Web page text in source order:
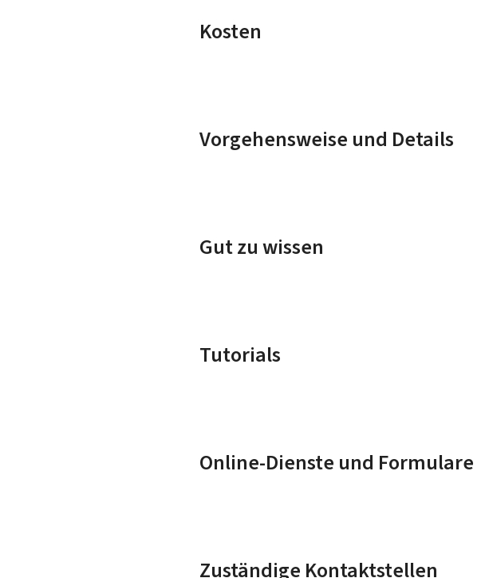
Kosten
Vorgehensweise und Details
Gut zu wissen
Tutorials
Online-Dienste und Formulare
Zuständige Kontaktstellen